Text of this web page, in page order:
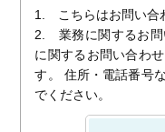
1. こちらはお問い合
2. 業務に関するお問
に関するお問い合わ
す。 住所・電話番号
でください。